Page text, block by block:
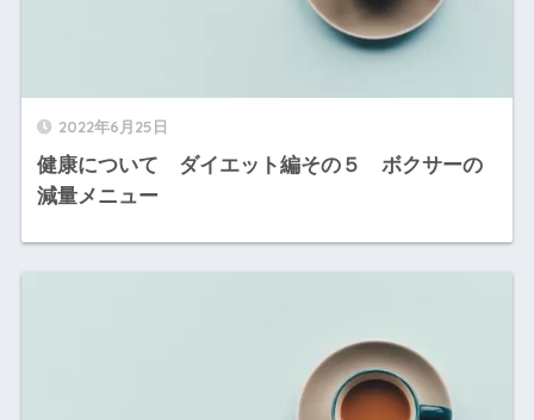
2022年6月25日
健康について ダイエット編その５ ボクサーの
減量メニュー